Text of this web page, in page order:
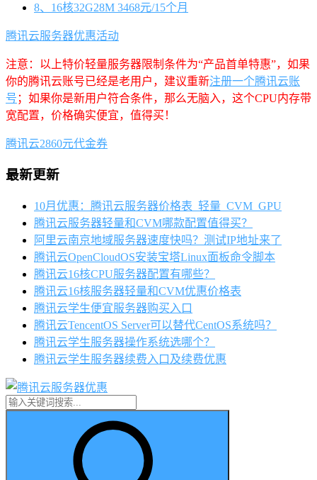
8、16核32G28M 3468元/15个月
腾讯云服务器优惠活动
注意：以上特价轻量服务器限制条件为“产品首单特惠”，如果
你的腾讯云账号已经是老用户，建议重新注册一个腾讯云账
号 ；如果你是新用户符合条件，那么无脑入，这个CPU内存带
宽配置，价格确实便宜，值得买！
腾讯云2860元代金券
最新更新
10月优惠：腾讯云服务器价格表_轻量_CVM_GPU
腾讯云服务器轻量和CVM哪款配置值得买？
阿里云南京地域服务器速度快吗？测试IP地址来了
腾讯云OpenCloudOS安装宝塔Linux面板命令脚本
腾讯云16核CPU服务器配置有哪些？
腾讯云16核服务器轻量和CVM优惠价格表
腾讯云学生便宜服务器购买入口
腾讯云TencentOS Server可以替代CentOS系统吗？
腾讯云学生服务器操作系统选哪个？
腾讯云学生服务器续费入口及续费优惠